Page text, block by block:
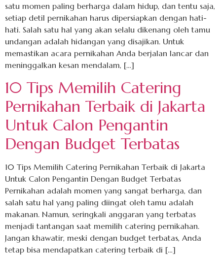
satu momen paling berharga dalam hidup, dan tentu saja,
setiap detil pernikahan harus dipersiapkan dengan hati-
hati. Salah satu hal yang akan selalu dikenang oleh tamu
undangan adalah hidangan yang disajikan. Untuk
memastikan acara pernikahan Anda berjalan lancar dan
meninggalkan kesan mendalam, […]
10 Tips Memilih Catering
Pernikahan Terbaik di Jakarta
Untuk Calon Pengantin
Dengan Budget Terbatas
10 Tips Memilih Catering Pernikahan Terbaik di Jakarta
Untuk Calon Pengantin Dengan Budget Terbatas
Pernikahan adalah momen yang sangat berharga, dan
salah satu hal yang paling diingat oleh tamu adalah
makanan. Namun, seringkali anggaran yang terbatas
menjadi tantangan saat memilih catering pernikahan.
Jangan khawatir, meski dengan budget terbatas, Anda
tetap bisa mendapatkan catering terbaik di […]